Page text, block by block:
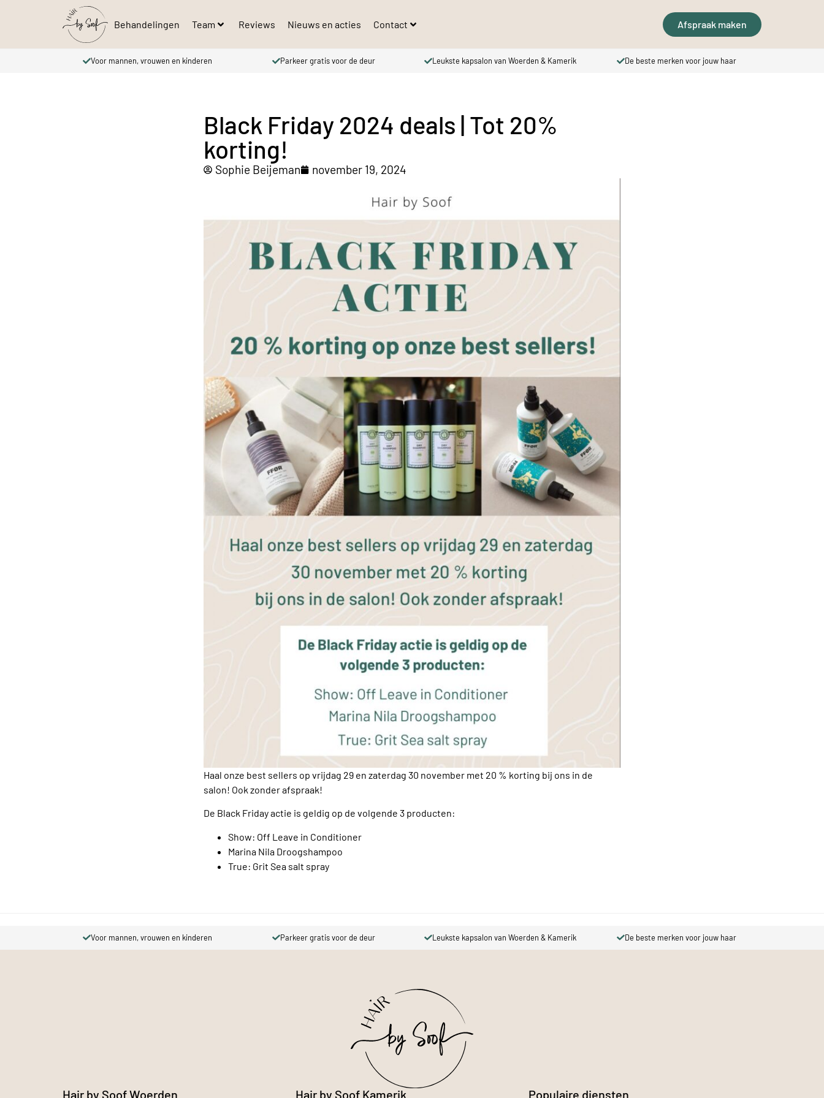
Behandelingen Team Reviews Nieuws en acties Contact Afspraak maken
Voor mannen, vrouwen en kinderen Parkeer gratis voor de deur Leukste kapsalon van Woerden & Kamerik De beste merken voor jouw haar
Black Friday 2024 deals | Tot 20%
korting!
Sophie Beijeman november 19, 2024
Haal onze best sellers op vrijdag 29 en zaterdag 30 november met 20 % korting bij ons in de
salon! Ook zonder afspraak!
De Black Friday actie is geldig op de volgende 3 producten:
Show: Off Leave in Conditioner
Marina Nila Droogshampoo
True: Grit Sea salt spray
Voor mannen, vrouwen en kinderen Parkeer gratis voor de deur Leukste kapsalon van Woerden & Kamerik De beste merken voor jouw haar
Hair by Soof Woerden Hair by Soof Kamerik Populaire diensten